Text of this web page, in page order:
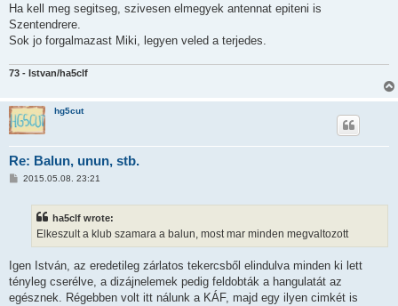
Ha kell meg segitseg, szivesen elmegyek antennat epiteni is
Szentendrere.
Sok jo forgalmazast Miki, legyen veled a terjedes.
73 - Istvan/ha5clf
hg5cut
Re: Balun, unun, stb.
P2015.05.08. 23:21
ha5clf wrote:
Elkeszult a klub szamara a balun, most mar minden megvaltozott
Igen István, az eredetileg zárlatos tekercsből elindulva minden ki lett
tényleg cserélve, a dizájnelemek pedig feldobták a hangulatát az
egésznek. Régebben volt itt nálunk a KÁF, majd egy ilyen cimkét is